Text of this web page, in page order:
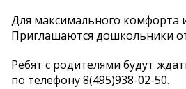
Для максимального комфорта
Приглашаются дошкольники
Ребят с родителями будут
по телефону8(495)938-02-50.